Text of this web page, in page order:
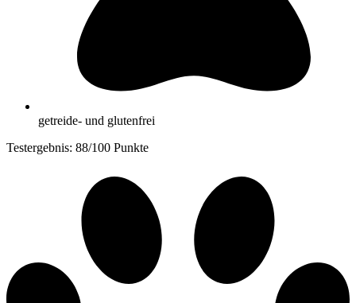
getreide- und glutenfrei
Testergebnis: 88/100 Punkte